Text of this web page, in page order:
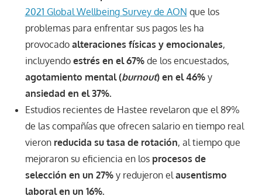
2021 Global Wellbeing Survey de AON que los
problemas para enfrentar sus pagos les ha
provocado alteraciones físicas y emocionales,
incluyendo estrés en el 67%de los encuestados,
agotamiento mental (burnout) en el 46%y
ansiedad en el 37%.
Estudios recientes de Hastee revelaron que el 89%
de las compañías que ofrecen salario en tiempo real
vieron reducida su tasa de rotación, al tiempo que
mejoraron su eficiencia en los procesos de
selección en un 27%y redujeron elausentismo
laboral en un 16%.